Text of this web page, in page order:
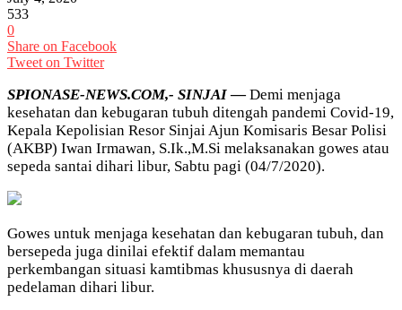
533
0
Share on Facebook
Tweet on Twitter
SPIONASE-NEWS.COM,- SINJAI—Demi menjaga
kesehatan dan kebugaran tubuh ditengah pandemi Covid-19,
Kepala Kepolisian Resor Sinjai Ajun Komisaris Besar Polisi
(AKBP) Iwan Irmawan, S.Ik.,M.Si melaksanakan gowes atau
sepeda santai dihari libur, Sabtu pagi (04/7/2020).
Gowes untuk menjaga kesehatan dan kebugaran tubuh, dan
bersepeda juga dinilai efektif dalam memantau
perkembangan situasi kamtibmas khususnya di daerah
pedelaman dihari libur.